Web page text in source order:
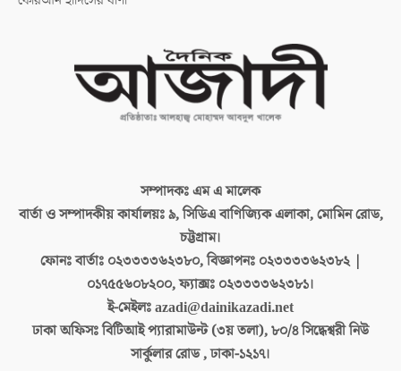
সম্পাদকঃএম এ মালেক
বার্তা ও সম্পাদকীয় কার্যালয়ঃ৯, সিডিএ বাণিজ্যিক এলাকা, মোমিন রোড,
চট্টগ্রাম।
ফোনঃ বার্তাঃ ০২৩৩৩৩৬২৩৮০, বিজ্ঞাপনঃ ০২৩৩৩৩৬২৩৮২ |
০১৭৫৫৬০৮২০০, ফ্যাক্সঃ ০২৩৩৩৩৬২৩৮১।
ই-মেইলঃazadi@dainikazadi.net
ঢাকা অফিসঃবিটিআই প্যারামাউন্ট (৩য় তলা), ৮০/৪ সিদ্ধেশ্বরী নিউ
সার্কুলার রোড , ঢাকা-১২১৭।